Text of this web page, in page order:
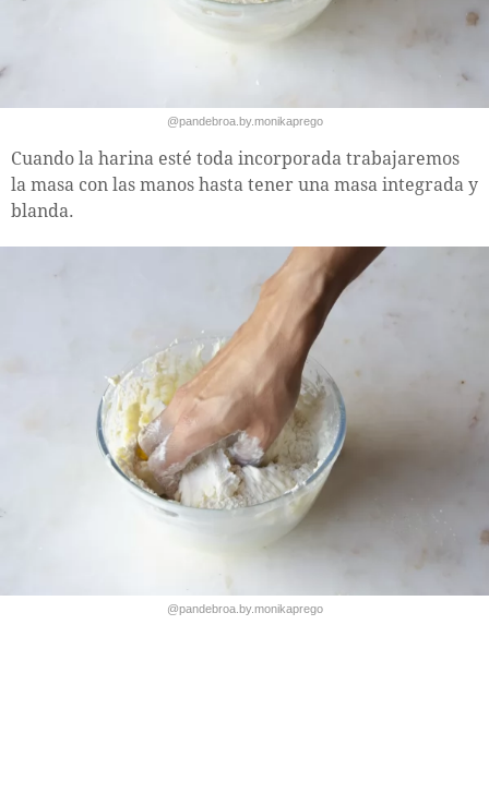
@pandebroa.by.monikaprego
Cuando la harina esté toda incorporada trabajaremos
la masa con las manos hasta tener una masa integrada y
blanda.
@pandebroa.by.monikaprego